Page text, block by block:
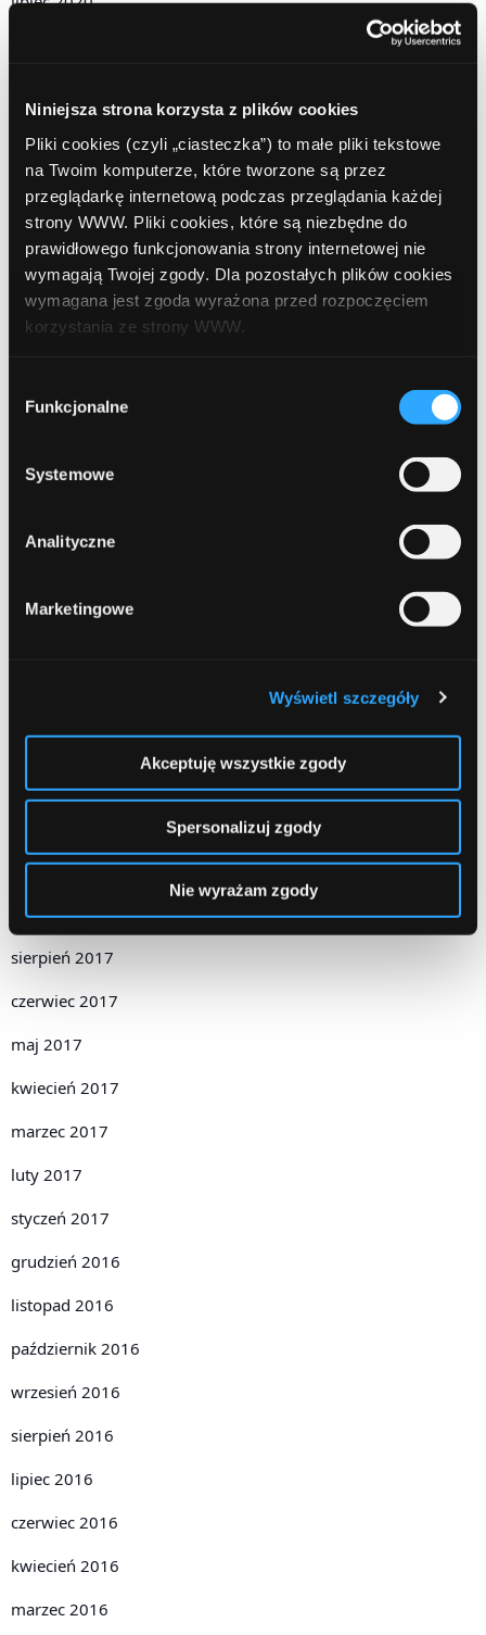
Niniejsza strona korzysta z plików cookies
Pliki cookies (czyli „ciasteczka”) to małe pliki tekstowe
na Twoim komputerze, które tworzone są przez
przeglądarkę internetową podczas przeglądania każdej
strony WWW. Pliki cookies, które są niezbędne do
prawidłowego funkcjonowania strony internetowej nie
wymagają Twojej zgody. Dla pozostałych plików cookies
wymagana jest zgoda wyrażona przed rozpoczęciem
korzystania ze strony WWW.
formy korzystania z plików cookies. Więcej:
Polityka
zgody
Funkcjonalne
Systemowe
Analityczne
Marketingowe
Wyświetl szczegóły
Akceptuję wszystkie zgody
Spersonalizuj zgody
Nie wyrażam zgody
grudzień 2019
październik 2019
lipiec 2019
czerwiec 2019
listopad 2018
sierpień 2018
marzec 2018
luty 2018
październik 2017
wrzesień 2017
sierpień 2017
czerwiec 2017
maj 2017
kwiecień 2017
marzec 2017
luty 2017
styczeń 2017
grudzień 2016
listopad 2016
październik 2016
wrzesień 2016
sierpień 2016
lipiec 2016
czerwiec 2016
kwiecień 2016
marzec 2016